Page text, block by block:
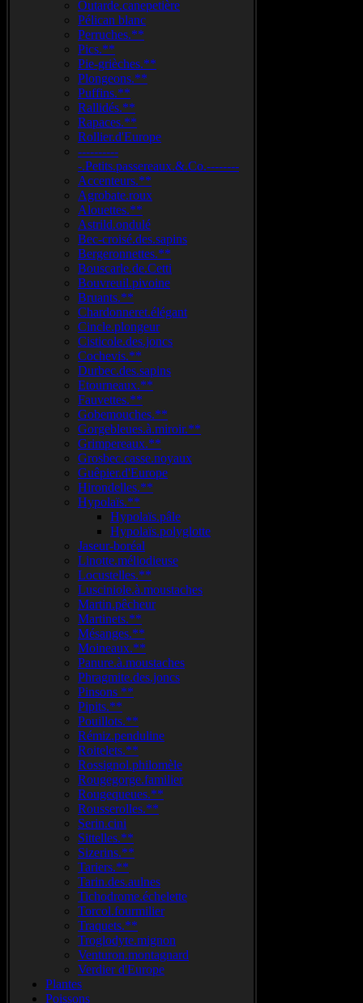
Outarde.canepetière
Pélican blanc
Perruches.**
Pics.**
Pie-grièches.**
Plongeons.**
Puffins.**
Rallidés.**
Rapaces.**
Rollier.d'Europe
----------
-.Petits.passereaux.&.Co.--------
Accenteurs.**
Agrobate.roux
Alouettes.**
Astrild.ondulé
Bec-croisé.des.sapins
Bergeronnettes.**
Bouscarle.de.Cetti
Bouvreuil.pivoine
Bruants.**
Chardonneret.élégant
Cincle.plongeur
Cisticole.des.joncs
Cochevis.**
Durbec.des.sapins
Etourneaux.**
Fauvettes.**
Gobemouches.**
Gorgebleues.à.miroir.**
Grimpereaux.**
Grosbec.casse.noyaux
Guêpier.d'Europe
Hirondelles.**
Hypolaïs.**
Hypolaïs.pâle
Hypolaïs.polyglotte
Jaseur-boréal
Linotte.méliodieuse
Locustelles.**
Lusciniole.à.moustaches
Martin.pêcheur
Martinets.**
Mésanges.**
Moineaux.**
Panure.à.moustaches
Phragmite.des.joncs
Pinsons **
Pipits.**
Pouillots.**
Rémiz.penduline
Roitelets.**
Rossignol.philomèle
Rougegorge.familier
Rougequeues.**
Rousserolles.**
Serin.cini
Sittelles.**
Sizerins.**
Tariers.**
Tarin.des.aulnes
Tichodrome.échelette
Torcol.fourmilier
Traquets.**
Troglodyte.mignon
Venturon.montagnard
Verdier d'Europe
Plantes
Poissons